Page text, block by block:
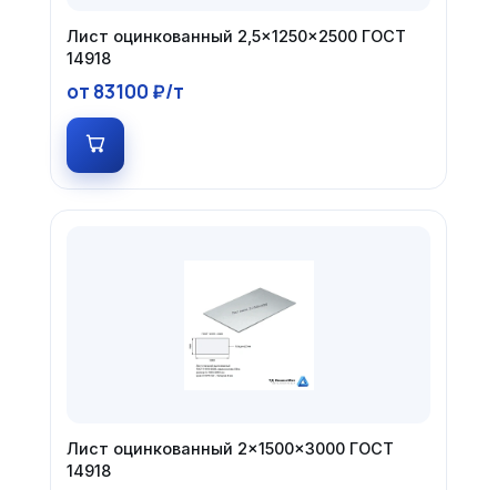
Лист оцинкованный 2,5×1250×2500 ГОСТ
14918
от 83100 ₽/т
Лист оцинкованный 2×1500×3000 ГОСТ
14918